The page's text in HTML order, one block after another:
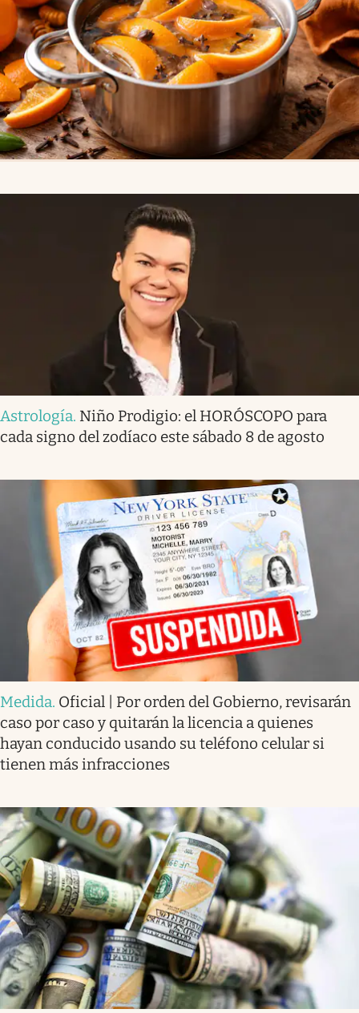
Astrología. Niño Prodigio: el HORÓSCOPO para
cada signo del zodíaco este sábado 8 de agosto
Medida. Oficial | Por orden del Gobierno, revisarán
caso por caso y quitarán la licencia a quienes
hayan conducido usando su teléfono celular si
tienen más infracciones